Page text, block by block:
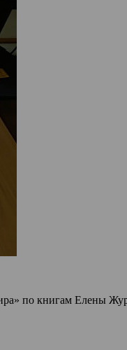
по книгам Елены